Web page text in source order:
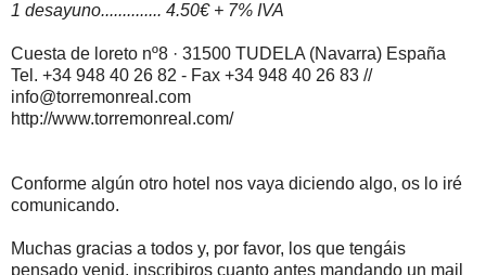
1 desayuno.............. 4.50€ + 7% IVA
Cuesta de loreto nº8 · 31500 TUDELA (Navarra) España
Tel. +34 948 40 26 82 - Fax +34 948 40 26 83 //
info@torremonreal.com
http://www.torremonreal.com/
Conforme algún otro hotel nos vaya diciendo algo, os lo iré
comunicando.
Muchas gracias a todos y, por favor, los que tengáis
pensado venid, inscribiros cuanto antes mandando un mail